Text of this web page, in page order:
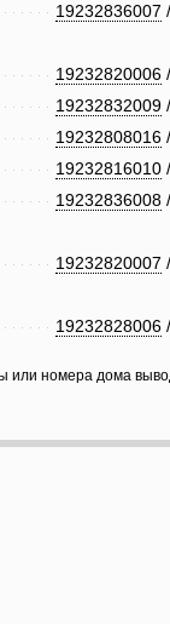
19232836007
19232820006
19232832009
19232808016
19232816010
19232836008
19232820007
19232828006
или номера дома